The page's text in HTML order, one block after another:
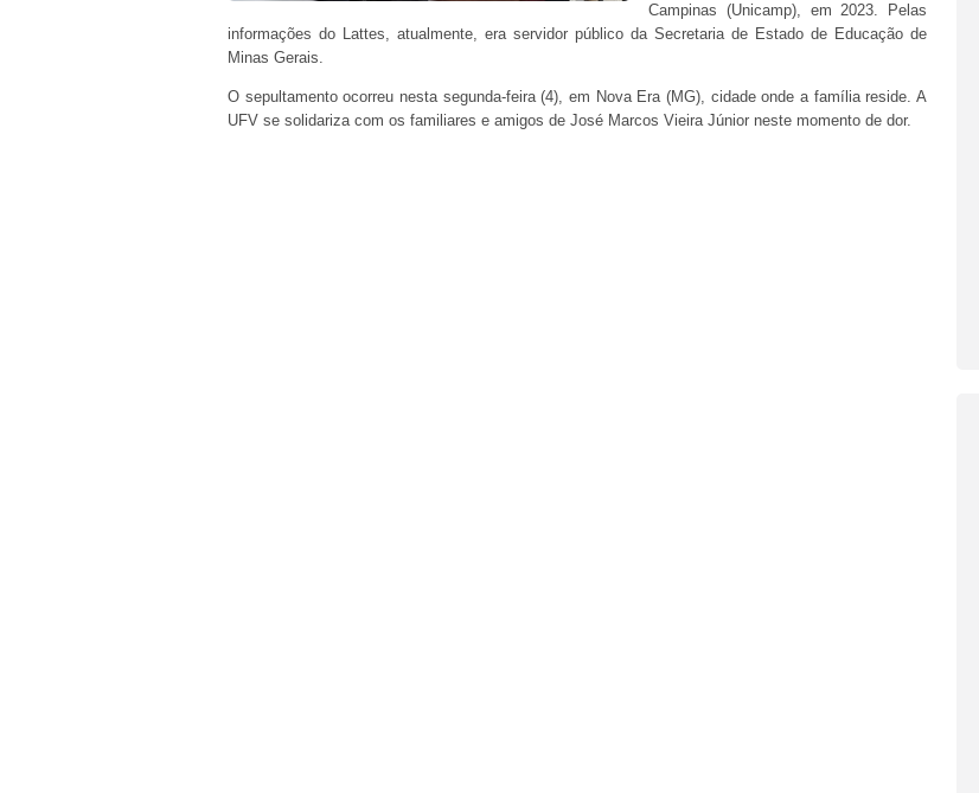
Campinas (Unicamp), em 2023. Pelas
informações do Lattes, atualmente, era servidor público da Secretaria de Estado de Educação de
Minas Gerais.
O sepultamento ocorreu nesta segunda-feira (4), em Nova Era (MG), cidade onde a família reside. A
UFV se solidariza com os familiares e amigos de José Marcos Vieira Júnior neste momento de dor.